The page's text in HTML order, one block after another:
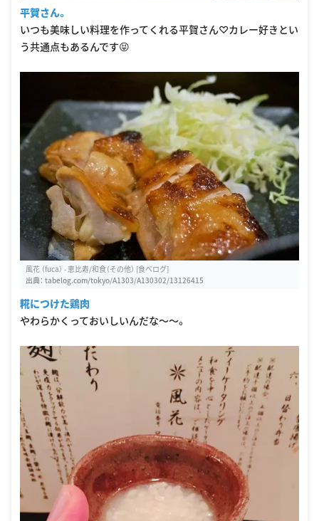
平賀さん。
いつも美味しい料理を作ってくれる平賀さん♡カレー好きとい
う共通点もあるんです😝
風花 （fuca） - 恵比寿/和食（その他） [食べログ]
出典： tabelog.com/tokyo/A1303/A130302/13126415
糀につけた鶏肉
やわらかくっておいしいんだな〜〜。